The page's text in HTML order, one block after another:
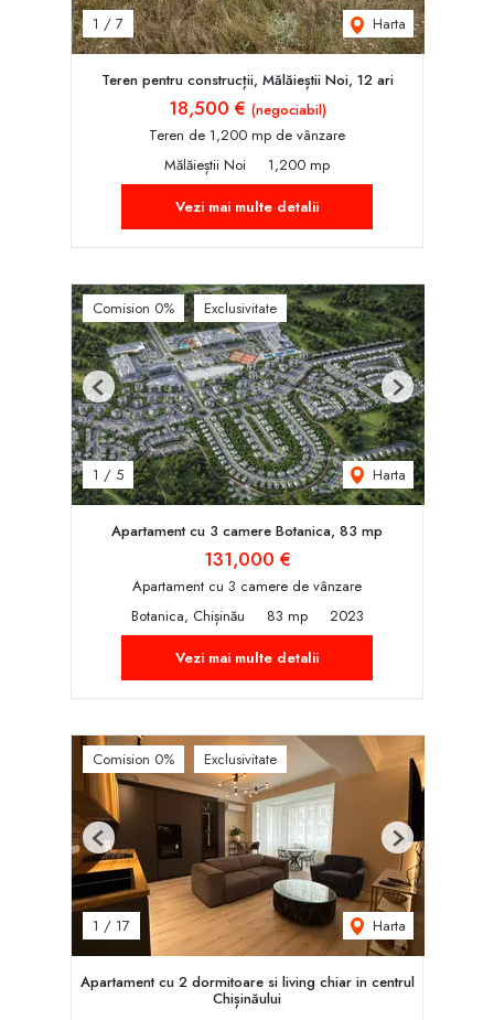
1 / 7 Harta
Teren pentru construcții, Mălăieștii Noi, 12 ari
18,500 € (negociabil)
Teren de 1,200 mp de vânzare
Mălăieștii Noi
1,200 mp
Vezi mai multe detalii
Comision 0% Exclusivitate
1 / 5 Harta
Previous Next
Apartament cu 3 camere Botanica, 83 mp
131,000 €
Apartament cu 3 camere de vânzare
Botanica, Chișinău
83 mp
2023
Vezi mai multe detalii
Comision 0% Exclusivitate
1 / 17 Harta
Previous Next
Apartament cu 2 dormitoare si living chiar in centrul
Chișinăului